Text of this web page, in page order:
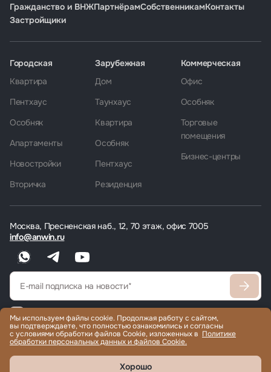
Гражданство и ВНЖПартнёрамСобственникамКонтакты
Застройщики
Москва, Пресненская наб., 12, 70 этаж, офис 7005
info@anwin.ru
с политикой обработки персональных данных
Согласен получать рекламные/информационные материалы
Городская
Квартира
Пентхаус
Особняк
Апартаменты
Новостройки
Вторичка
Зарубежная
Дом
Таунхаус
Квартира
Особняк
Пентхаус
Резиденция
Коммерческая
Офис
Особняк
Торговые
помещения
Бизнес-центры
Мы используем файлы cookie. Продолжая работу с сайтом,
вы подтверждаете, что полностью ознакомились и согласны
с условиями обработки файлов Cookie, изложенных в Политике
обработки персональных данных и файлов Cookie.
Хорошо